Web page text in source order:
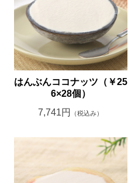
はんぶんココナッツ（￥25
6×28個）
7,741円
（税込み）